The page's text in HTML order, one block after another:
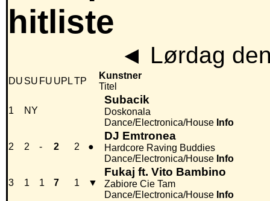
◄ Lørdag
DU SU FU UPLTP
Kunstner
Titel
1 NY
Subacik
Doskonala
Dance/Electronica/House Info
2 2 - 2 2 ●
DJ Emtronea
Hardcore Raving Buddies
Dance/Electronica/House Info
3 1 1 7 1 ▼
Fukaj ft. Vito Bambino
Zabiore Cie Tam
Dance/Electronica/House Info